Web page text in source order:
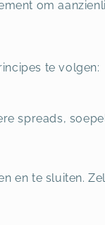
om
te volgen:
spreads,
en te sluiten.